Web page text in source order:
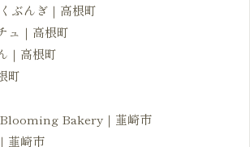
ぶんぎ｜高根町
ュ｜高根町
｜高根町
町
Bakery｜韮崎市
韮崎市